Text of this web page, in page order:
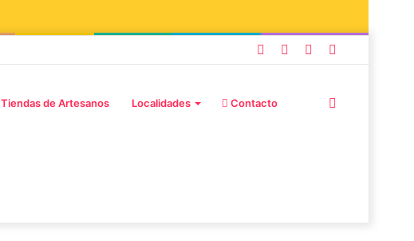
Publicación
azar
Instagram
Facebook
Tiendas de Artesanos Localidades Contacto